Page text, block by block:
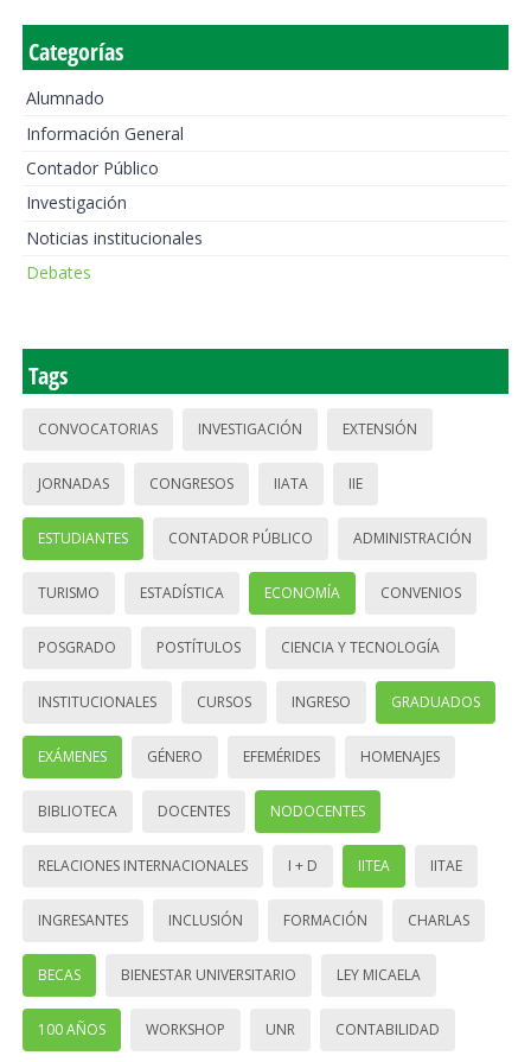
Categorías
Alumnado
Información General
Contador Público
Investigación
Noticias institucionales
Debates
Tags
CONVOCATORIAS INVESTIGACIÓN EXTENSIÓN
JORNADAS CONGRESOS IIATA IIE
ESTUDIANTES CONTADOR PÚBLICO ADMINISTRACIÓN
TURISMO ESTADÍSTICA ECONOMÍA CONVENIOS
POSGRADO POSTÍTULOS CIENCIA Y TECNOLOGÍA
INSTITUCIONALES CURSOS INGRESO GRADUADOS
EXÁMENES GÉNERO EFEMÉRIDES HOMENAJES
BIBLIOTECA DOCENTES NODOCENTES
RELACIONES INTERNACIONALES I + D IITEA IITAE
INGRESANTES INCLUSIÓN FORMACIÓN CHARLAS
BECAS BIENESTAR UNIVERSITARIO LEY MICAELA
100 AÑOS WORKSHOP UNR CONTABILIDAD